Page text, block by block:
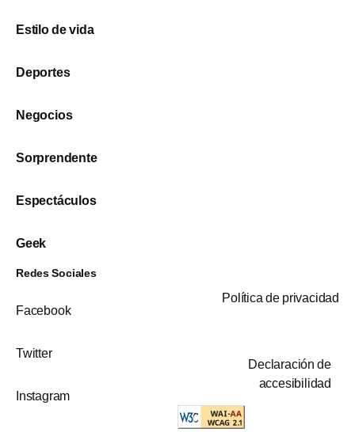
Estilo de vida
Deportes
Negocios
Sorprendente
Espectáculos
Geek
Redes Sociales
Facebook
Twitter
Instagram
Política de privacidad
Declaración de
accesibilidad